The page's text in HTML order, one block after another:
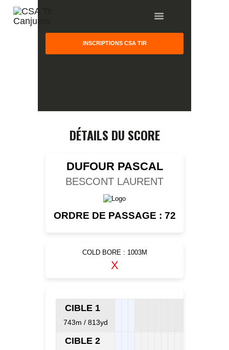
INSCRIPTIONS CSA TIR
GALLERY
COMPETITION
TEAM CANJUERS
DÉTAILS DU SCORE
DUFOUR PASCAL
BESCONT LAURENT
ORDRE DE PASSAGE : 72
COLD BORE : 1003M
X
CIBLE 1
743m / 813yd
CIBLE 2